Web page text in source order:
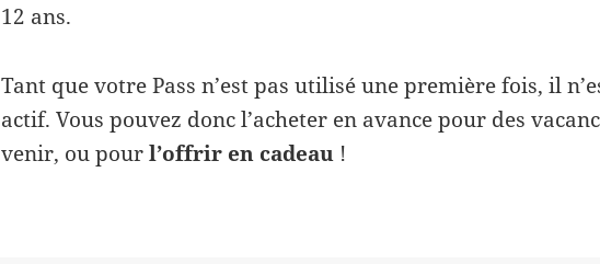
12 ans.
Tant que votre Pass n’est pas utilisé une première fois, il
actif. Vous pouvez donc l’acheter en avance pour des
venir, ou pourl’offrir en cadeau !